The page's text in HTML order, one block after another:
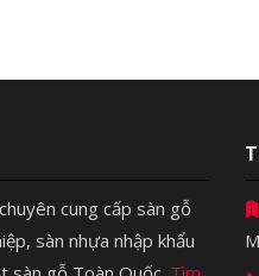
cung cấp sàn gỗ
sàn nhựa nhập khẩu